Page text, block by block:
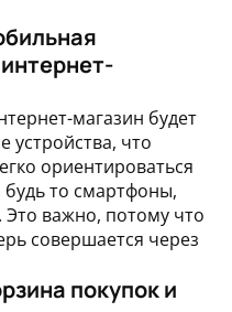
магазин будет
устройства, что
ориентироваться
будь то смартфоны,
важно, потому что
совершается через
покупок и